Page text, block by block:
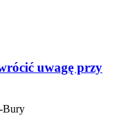
uwagę przy
Bury